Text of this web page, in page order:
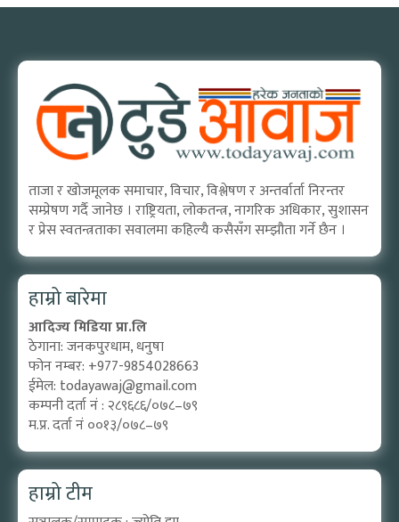
ताजा र खोजमूलक समाचार, विचार, विश्लेषण र अन्तर्वार्ता निरन्तर
सम्प्रेषण गर्दै जानेछ । राष्ट्रियता, लोकतन्त्र, नागरिक अधिकार, सुशासन
र प्रेस स्वतन्त्रताका सवालमा कहिल्यै कसैसँग सम्झौता गर्ने छैन ।
हाम्रो बारेमा
आदिज्य मिडिया प्रा.लि
ठेगाना: जनकपुरधाम, धनुषा
फोन नम्बर: +977-9854028663
ईमेल: todayawaj@gmail.com
कम्पनी दर्ता नं : २८९६८६/०७८–७९
म.प्र. दर्ता नं ००१३/०७८–७९
हाम्रो टीम